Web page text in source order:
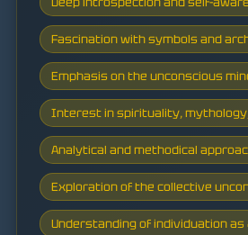
Fascination with symbols and
Emphasis on the unconscious
Interest in spirituality,
Analytical and methodical
Exploration of the collective
Understanding of individuation as